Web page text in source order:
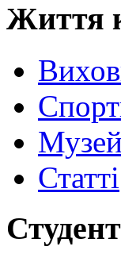
Життя
Статті